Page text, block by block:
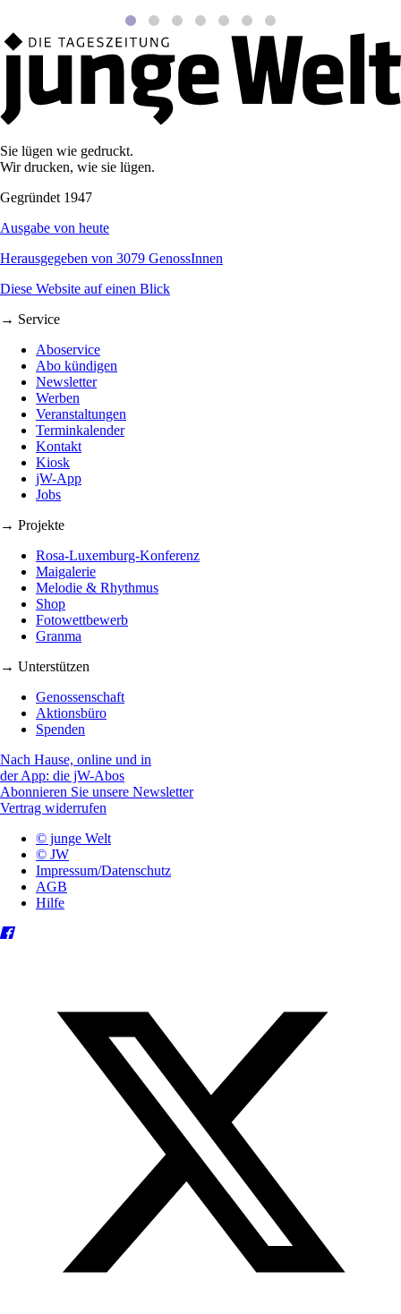
Sie lügen wie gedruckt.
Wir drucken, wie sie lügen.
Gegründet 1947
Ausgabe von heute
Herausgegeben von 3079 GenossInnen
Diese Website auf einen Blick
→ Service
Aboservice
Abo kündigen
Newsletter
Werben
Veranstaltungen
Terminkalender
Kontakt
Kiosk
jW-App
Jobs
→ Projekte
Rosa-Luxemburg-Konferenz
Maigalerie
Melodie & Rhythmus
Shop
Fotowettbewerb
Granma
→ Unterstützen
Genossenschaft
Aktionsbüro
Spenden
Nach Hause, online und in
der App: die jW-Abos
Abonnieren Sie unsere Newsletter
Vertrag widerrufen
© junge Welt
© JW
Impressum/Datenschutz
AGB
Hilfe